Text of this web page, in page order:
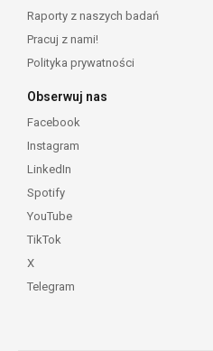
Raporty z naszych badań
Pracuj z nami!
Polityka prywatności
Obserwuj nas
Facebook
Instagram
LinkedIn
Spotify
YouTube
TikTok
X
Telegram